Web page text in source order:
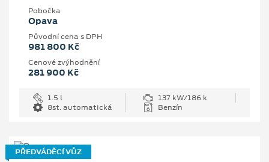
Pobočka
Opava
Původní cena s DPH
981 800 Kč
Cenové zvýhodnění
281 900 Kč
1.5 l
137 kW/186 k
8st. automatická
Benzín
PŘEDVÁDĚCÍ VŮZ